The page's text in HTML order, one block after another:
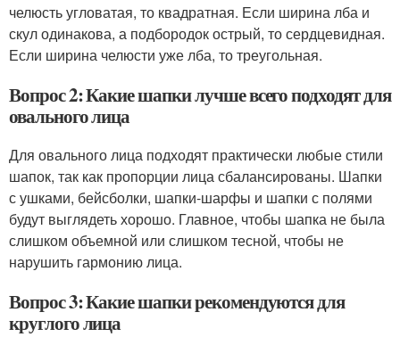
челюсть угловатая, то квадратная. Если ширина лба и
скул одинакова, а подбородок острый, то сердцевидная.
Если ширина челюсти уже лба, то треугольная.
Вопрос 2: Какие шапки лучше всего подходят для
овального лица
Для овального лица подходят практически любые стили
шапок, так как пропорции лица сбалансированы. Шапки
с ушками, бейсболки, шапки-шарфы и шапки с полями
будут выглядеть хорошо. Главное, чтобы шапка не была
слишком объемной или слишком тесной, чтобы не
нарушить гармонию лица.
Вопрос 3: Какие шапки рекомендуются для
круглого лица